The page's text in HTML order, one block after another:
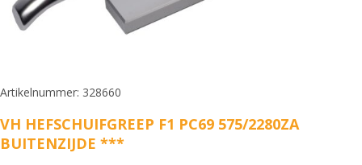
Artikelnummer: 328660
VH HEFSCHUIFGREEP F1 PC69 575/2280ZA
BUITENZIJDE ***